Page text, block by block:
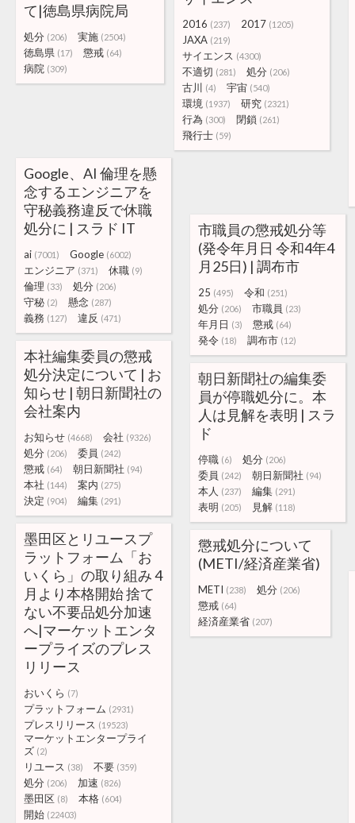
2016 (237) 2017 (1205)
JAXA (219)
サイエンス (4300)
不適切 (281) 処分 (206)
古川 (4) 宇宙 (540)
環境 (1937) 研究 (2321)
行為 (300) 閉鎖 (261)
飛行士 (59)
て|徳島県病院局
処分 (206) 実施 (2504)
徳島県 (17) 懲戒 (64)
病院 (309)
Google、AI 倫理を懸
念するエンジニアを
守秘義務違反で休職
処分に | スラド IT
ai (7001) Google (6002)
エンジニア (371) 休職 (9)
倫理 (33) 処分 (206)
守秘 (2) 懸念 (287)
義務 (127) 違反 (471)
市職員の懲戒処分等
(発令年月日 令和4年4
月25日) | 調布市
25 (495) 令和 (251)
処分 (206) 市職員 (23)
年月日 (3) 懲戒 (64)
発令 (18) 調布市 (12)
本社編集委員の懲戒
処分決定について | お
知らせ | 朝日新聞社の
会社案内
お知らせ (4668) 会社 (9326)
処分 (206) 委員 (242)
懲戒 (64) 朝日新聞社 (94)
本社 (144) 案内 (275)
決定 (904) 編集 (291)
朝日新聞社の編集委
員が停職処分に。本
人は見解を表明 | スラ
ド
停職 (6) 処分 (206)
委員 (242) 朝日新聞社 (94)
本人 (237) 編集 (291)
表明 (205) 見解 (118)
墨田区とリユースプ
ラットフォーム「お
いくら」の取り組み 4
月より本格開始 捨て
ない不要品処分加速
へ|マーケットエンタ
ープライズのプレス
リリース
おいくら (7)
プラットフォーム (2931)
プレスリリース (19523)
マーケットエンタープライ
ズ (2)
リユース (38) 不要 (359)
処分 (206) 加速 (826)
墨田区 (8) 本格 (604)
開始 (22403)
懲戒処分について
(METI/経済産業省)
METI (238) 処分 (206)
懲戒 (64)
経済産業省 (207)